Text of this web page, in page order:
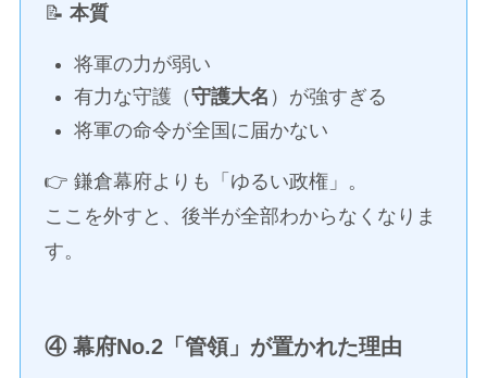
📝本質
将軍の力が弱い
有力な守護（守護大名 ）が強すぎる
将軍の命令が全国に届かない
👉 鎌倉幕府よりも「ゆるい政権」。
ここを外すと、後半が全部わからなくなりま
す。
④ 幕府No.2「管領」が置かれた理由